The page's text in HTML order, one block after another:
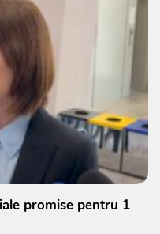
promise pentru 1